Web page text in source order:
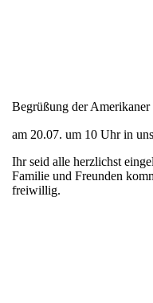
Begrüßung der Amerikaner
am 20.07. um 10 Uhr in
Ihr seid alle herzlichst
Familie und Freunden
freiwillig.